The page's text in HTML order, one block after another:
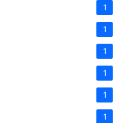
1
1
1
1
1
1